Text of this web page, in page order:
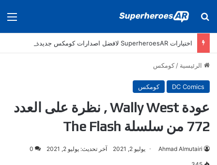
بحث عن
الرئيسية / كومكس
DC Comics كومكس
عودة Wally West , نظرة على العدد
772 من سلسلة The Flash
Ahmad Almutairi يوليو 2, 2021 آخر تحديث: يوليو 2, 2021 0